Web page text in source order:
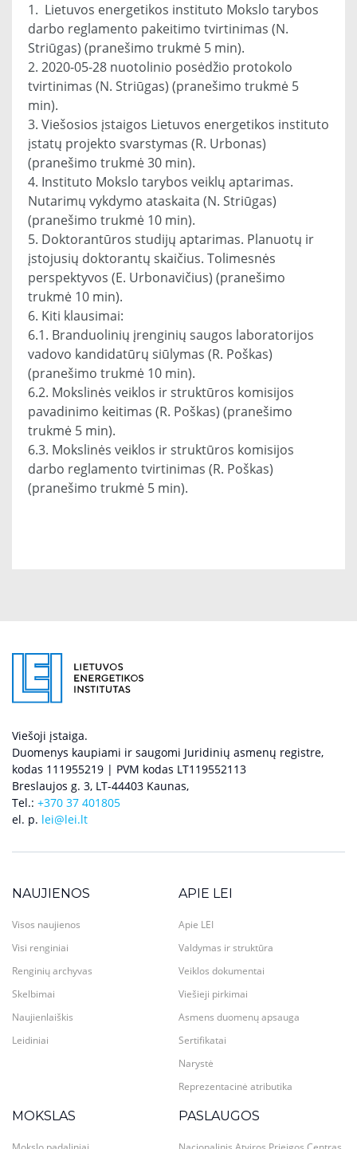
1. Lietuvos energetikos instituto Mokslo tarybos
darbo reglamento pakeitimo tvirtinimas (N.
Striūgas) (pranešimo trukmė 5 min).
2. 2020-05-28 nuotolinio posėdžio protokolo
tvirtinimas (N. Striūgas) (pranešimo trukmė 5
min).
3. Viešosios įstaigos Lietuvos energetikos instituto
įstatų projekto svarstymas (R. Urbonas)
(pranešimo trukmė 30 min).
4. Instituto Mokslo tarybos veiklų aptarimas.
Nutarimų vykdymo ataskaita (N. Striūgas)
(pranešimo trukmė 10 min).
5. Doktorantūros studijų aptarimas. Planuotų ir
įstojusių doktorantų skaičius. Tolimesnės
perspektyvos (E. Urbonavičius) (pranešimo
trukmė 10 min).
6. Kiti klausimai:
6.1. Branduolinių įrenginių saugos laboratorijos
vadovo kandidatūrų siūlymas (R. Poškas)
(pranešimo trukmė 10 min).
6.2. Mokslinės veiklos ir struktūros komisijos
pavadinimo keitimas (R. Poškas) (pranešimo
trukmė 5 min).
6.3. Mokslinės veiklos ir struktūros komisijos
darbo reglamento tvirtinimas (R. Poškas)
(pranešimo trukmė 5 min).
Viešoji įstaiga.
Duomenys kaupiami ir saugomi Juridinių asmenų registre,
kodas 111955219 | PVM kodas LT119552113
Breslaujos g. 3, LT-44403 Kaunas,
Tel.: +370 37 401805
el. p. lei@lei.lt
NAUJIENOS
Visos naujienos
Visi renginiai
Renginių archyvas
Skelbimai
Naujienlaiškis
Leidiniai
APIE LEI
Apie LEI
Valdymas ir struktūra
Veiklos dokumentai
Viešieji pirkimai
Asmens duomenų apsauga
Sertifikatai
Narystė
Reprezentacinė atributika
MOKSLAS PASLAUGOS